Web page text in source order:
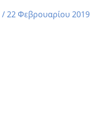
/22 Φεβρουαρίου 2019